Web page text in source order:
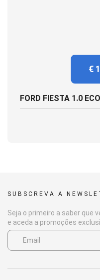
€
FORD FIESTA 1.0
SUBSCREVA A
Seja o primeiro a saber que
e aceda a promoções